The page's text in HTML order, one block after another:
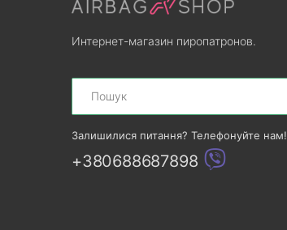
Интернет-магазин пиропатронов.
Search
Залишилися питання? Телефонуйте нам!
+380688687898